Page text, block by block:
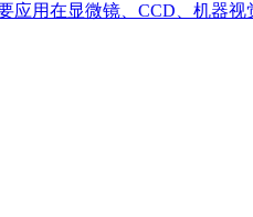
应用在显微镜、CCD、机器